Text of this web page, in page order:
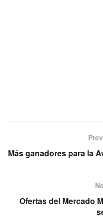
Más ganadores para la
Ofertas del Mercado